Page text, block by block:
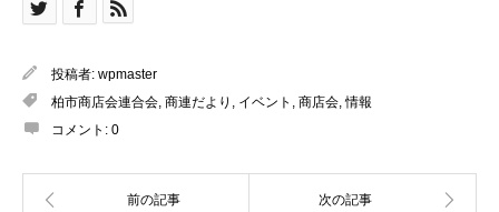
投稿者: wpmaster
柏市商店会連合会 商連だより イベント 商店会 ,情報
コメント: 0